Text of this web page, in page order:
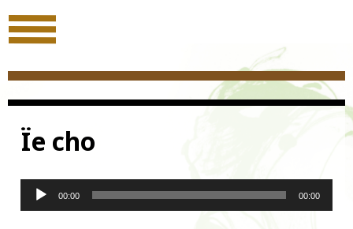
Ïe cho
Reproductor
de
00:00 00:00